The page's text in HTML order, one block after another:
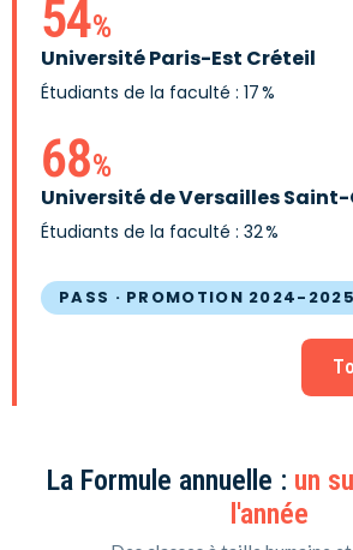
54%
Université Paris-Est Créteil
Étudiants de la faculté : 17 %
68%
Université de Versailles
Étudiants de la faculté : 32 %
PASS · PROMOTION 2024-2025
La Formule annuelle : un
l'année